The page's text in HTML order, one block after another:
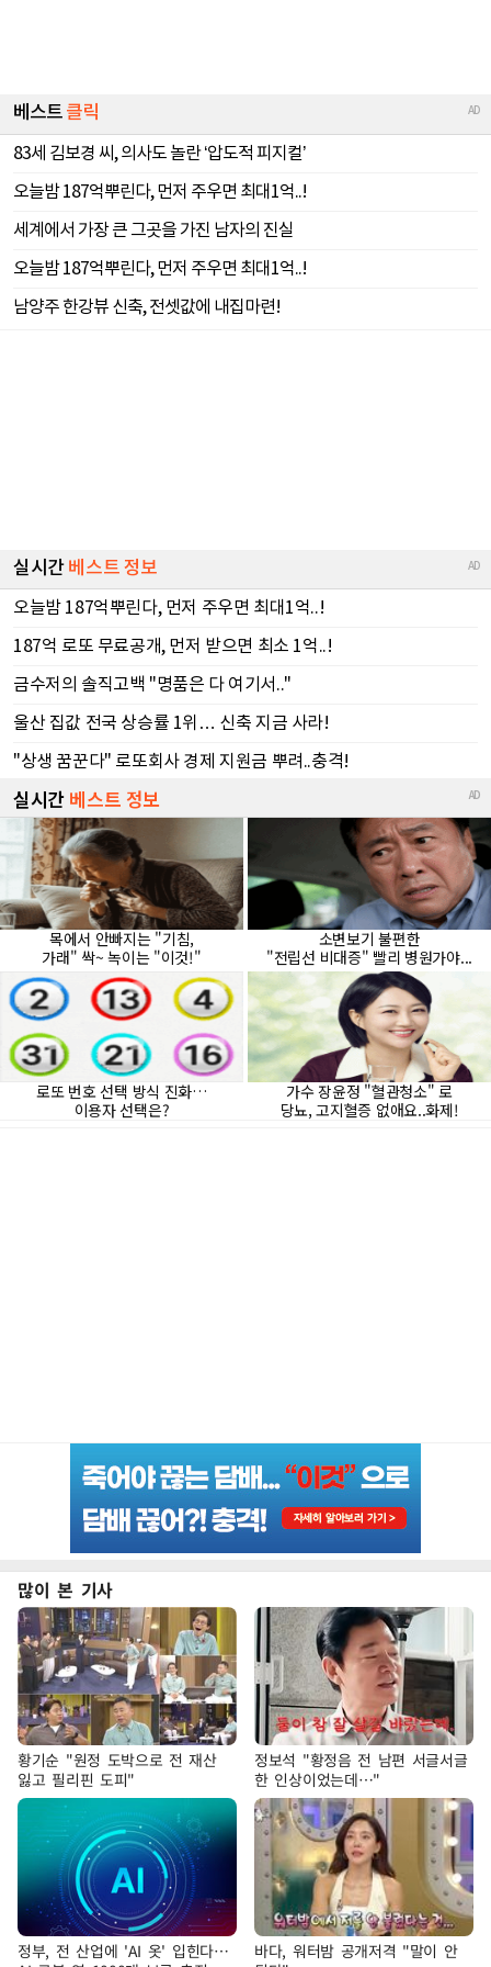
많이 본 기사
황기순 "원정 도박으로 전 재산
잃고 필리핀 도피"
정보석 "황정음 전 남편 서글서글
한 인상이었는데…"
정부, 전 산업에 'AI 옷' 입힌다…
바다, 워터밤 공개저격 "말이 안